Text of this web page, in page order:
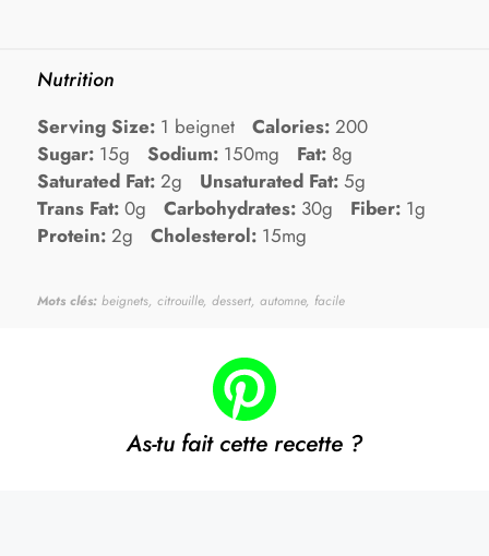
Nutrition
Serving Size: 1 beignet Calories: 200
Sugar: 15g Sodium: 150mg Fat: 8g
Saturated Fat: 2g Unsaturated Fat: 5g
Trans Fat: 0g Carbohydrates: 30g Fiber: 1g
Protein: 2g Cholesterol: 15mg
Mots clés: beignets, citrouille, dessert, automne, facile
As-tu fait cette recette ?